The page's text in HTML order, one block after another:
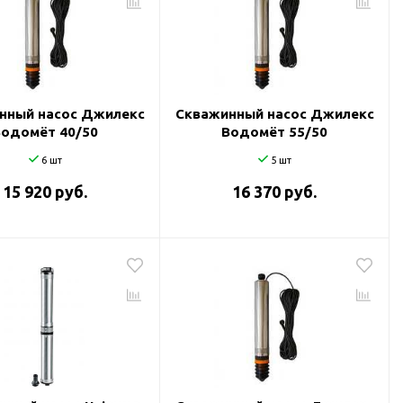
насос Джилекс
40/50
6 шт
15 920 руб.
Скважинный насос Джилекс
Водомёт 55/50
5 шт
16 370 руб.